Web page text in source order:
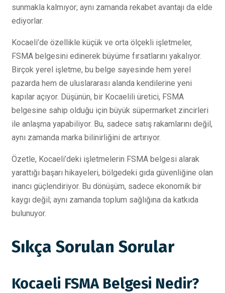
sunmakla kalmıyor; aynı zamanda rekabet avantajı da elde
ediyorlar.
Kocaeli’de özellikle küçük ve orta ölçekli işletmeler,
FSMA belgesini edinerek büyüme fırsatlarını yakalıyor.
Birçok yerel işletme, bu belge sayesinde hem yerel
pazarda hem de uluslararası alanda kendilerine yeni
kapılar açıyor. Düşünün, bir Kocaelili üretici, FSMA
belgesine sahip olduğu için büyük süpermarket zincirleri
ile anlaşma yapabiliyor. Bu, sadece satış rakamlarını değil,
aynı zamanda marka bilinirliğini de artırıyor.
Özetle, Kocaeli’deki işletmelerin FSMA belgesi alarak
yarattığı başarı hikayeleri, bölgedeki gıda güvenliğine olan
inancı güçlendiriyor. Bu dönüşüm, sadece ekonomik bir
kaygı değil; aynı zamanda toplum sağlığına da katkıda
bulunuyor.
Sıkça Sorulan Sorular
Kocaeli FSMA Belgesi Nedir?